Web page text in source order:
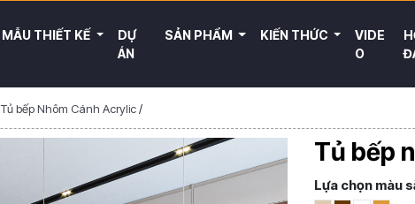
MẪU THIẾT KẾ
DỰ
ÁN
SẢN PHẨM KIẾN THỨC
VIDE
O
Tủ bếp Nhôm Cánh Acrylic/
Tủ bếp
Lựa chọn màu